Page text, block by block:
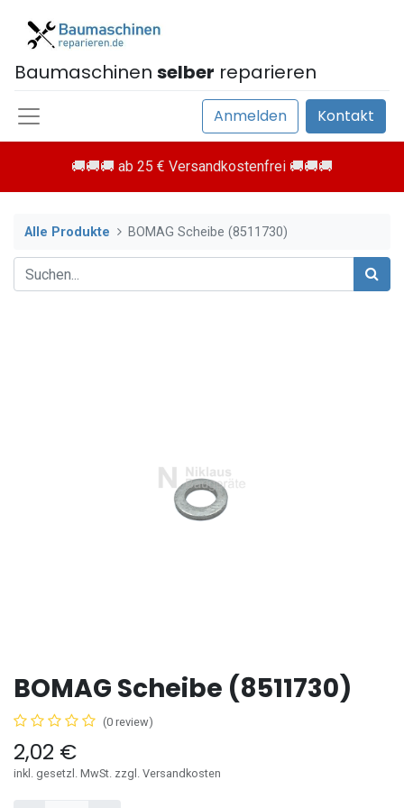
Baumaschinen selber reparieren
Anmelden Kontakt
🚚🚚🚚 ab 25 € Versandkostenfrei 🚚🚚🚚
Alle Produkte BOMAG Scheibe (8511730)
BOMAG Scheibe (8511730)
(0 review)
2,02 €
inkl. gesetzl. MwSt. zzgl. Versandkosten